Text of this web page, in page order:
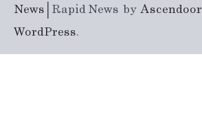
News | Rapid News byAscendoor
WordPress.